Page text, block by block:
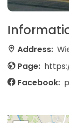
Address:
Page:
Facebook: